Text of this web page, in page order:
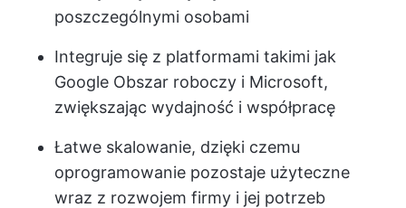
poszczególnymi osobami
Integruje się z platformami takimi jak
Google Obszar roboczy i Microsoft,
zwiększając wydajność i współpracę
Łatwe skalowanie, dzięki czemu
oprogramowanie pozostaje użyteczne
wraz z rozwojem firmy i jej potrzeb